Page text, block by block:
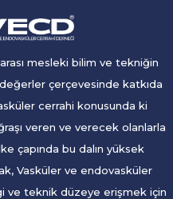
mesleki bilim ve tekniğin
çerçevesinde katkıda
cerrahi konusunda ki
veren ve verecek olanlarla
çapında bu dalın yüksek
Vasküler ve endovasküler
ve teknik düzeye erişmek için